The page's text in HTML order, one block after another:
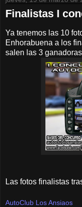
Finalistas I
Ya tenemos las 10
Enhorabuena a los
salen las 3
Las fotos finalistas
AutoClub Los Ansiaos